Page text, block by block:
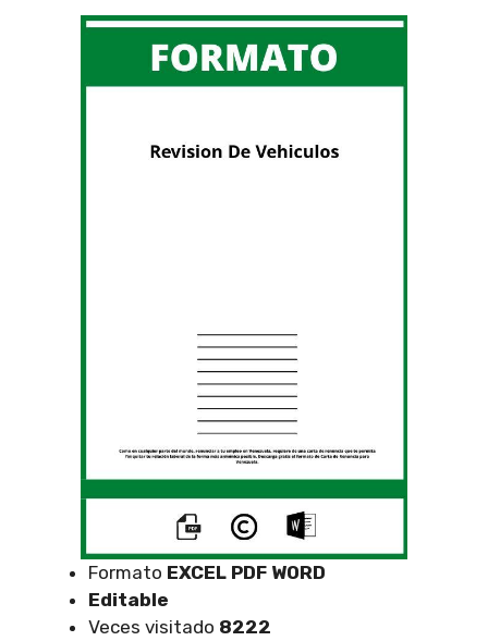
Formato EXCEL PDF WORD
Editable
Veces visitado 8222